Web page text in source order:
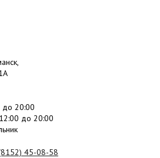
до 20:00
до 20:00
45-08-58